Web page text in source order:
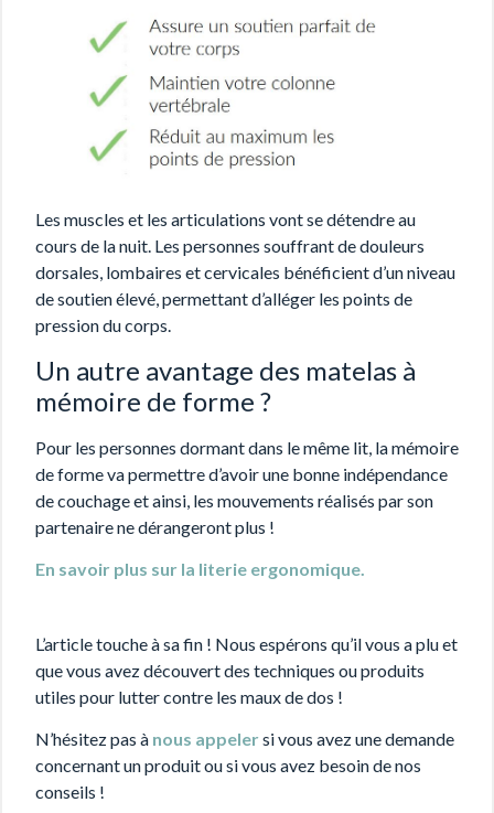
Les muscles et les articulations vont se détendre au
cours de la nuit. Les personnes souffrant de douleurs
dorsales, lombaires et cervicales bénéficient d’un niveau
de soutien élevé, permettant d’alléger les points de
pression du corps.
Un autre avantage des matelas à
mémoire de forme ?
Pour les personnes dormant dans le même lit, la mémoire
de forme va permettre d’avoir une bonne indépendance
de couchage et ainsi, les mouvements réalisés par son
partenaire ne dérangeront plus !
En savoir plus sur la literie ergonomique.
L’article touche à sa fin ! Nous espérons qu’il vous a plu et
que vous avez découvert des techniques ou produits
utiles pour lutter contre les maux de dos !
N’hésitez pas à nous appelersi vous avez une demande
concernant un produit ou si vous avez besoin de nos
conseils !